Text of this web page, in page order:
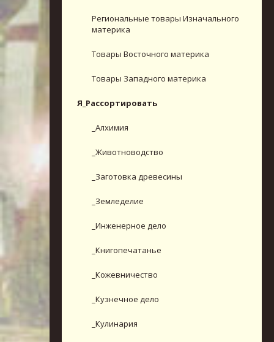
Региональные товары Изначального
материка
Товары Восточного материка
Товары Западного материка
Я_Рассортировать
_Алхимия
_Животноводство
_Заготовка древесины
_Земледелие
_Инженерное дело
_Книгопечатанье
_Кожевничество
_Кузнечное дело
_Кулинария